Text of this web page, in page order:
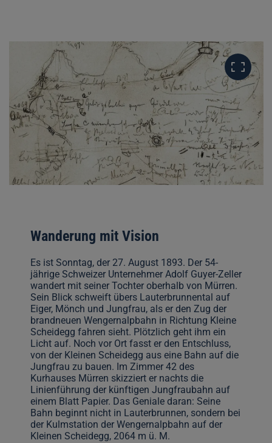
Wanderung mit Vision
Es ist Sonntag, der 27. August 1893. Der 54-
jährige Schweizer Unternehmer Adolf Guyer-Zeller
wandert mit seiner Tochter oberhalb von Mürren.
Sein Blick schweift übers Lauterbrunnental auf
Eiger, Mönch und Jungfrau, als er den Zug der
brandneuen Wengernalpbahn in Richtung Kleine
Scheidegg fahren sieht. Plötzlich geht ihm ein
Licht auf. Noch vor Ort fasst er den Entschluss,
von der Kleinen Scheidegg aus eine Bahn auf die
Jungfrau zu bauen. Im Zimmer 42 des
Kurhauses Mürren skizziert er nachts die
Linienführung der künftigen Jungfraubahn auf
einem Blatt Papier. Das Geniale daran: Seine
Bahn beginnt nicht in Lauterbrunnen, sondern bei
der Kulmstation der Wengernalpbahn auf der
Kleinen Scheidegg, 2064 m ü. M.